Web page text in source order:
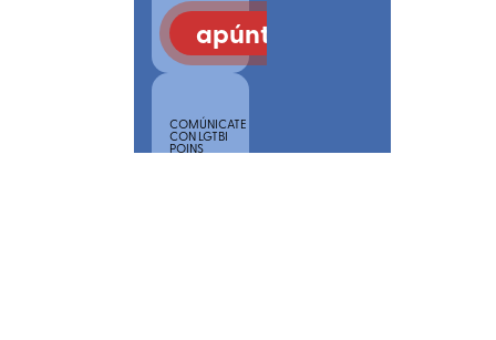
apúntate
COMÚNICATE
CON LGTBI
POINS